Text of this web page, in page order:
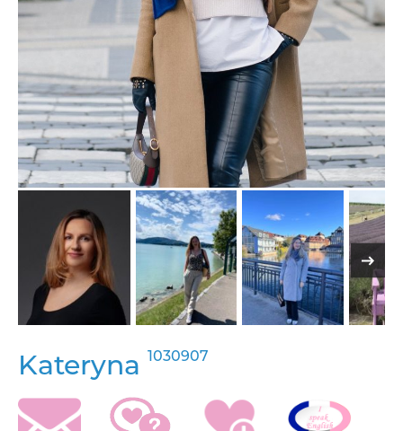
Kateryna 1030907